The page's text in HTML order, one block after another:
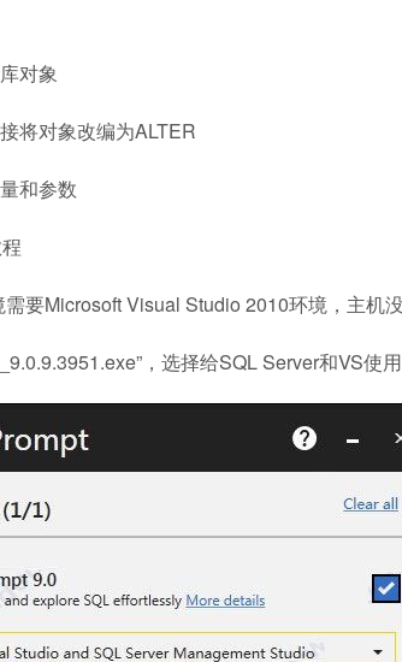
对象
将对象改编为ALTER
和参数
要Microsoft Visual Studio 2010环境，主机
，选择给SQL Server和VS使